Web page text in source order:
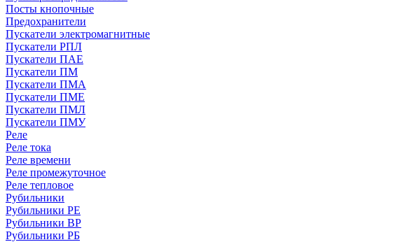
Посты кнопочные
Предохранители
Пускатели электромагнитные
Пускатели РПЛ
Пускатели ПАЕ
Пускатели ПМ
Пускатели ПМА
Пускатели ПМЕ
Пускатели ПМЛ
Пускатели ПМУ
Реле
Реле тока
Реле времени
Реле промежуточное
Реле тепловое
Рубильники
Рубильники РЕ
Рубильники ВР
Рубильники РБ